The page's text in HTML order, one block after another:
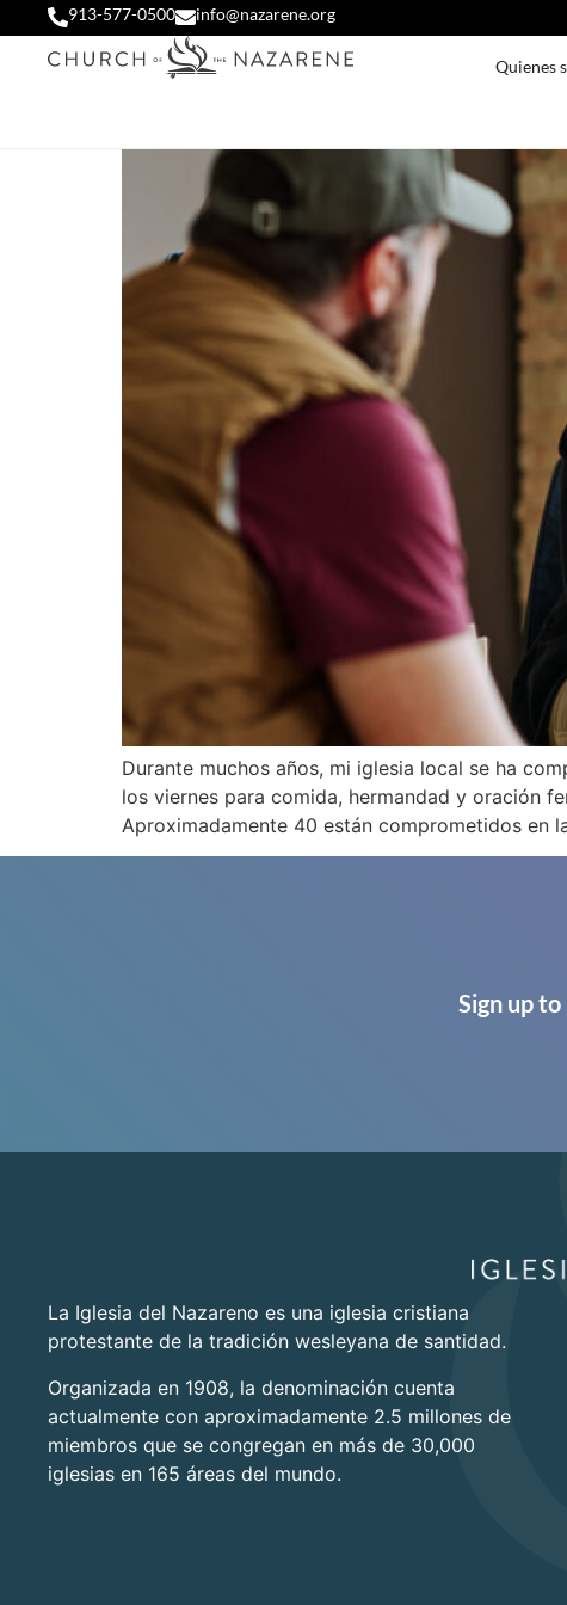
913-577-0500 info@nazarene.org
Quienes
Durante muchos años, mi iglesia local se ha
los viernes para comida, hermandad y oración
Aproximadamente 40 están comprometidos en
Sign up
La Iglesia del Nazareno es una iglesia cristiana
protestante de la tradición wesleyana de santidad.
Organizada en 1908, la denominación cuenta
actualmente con aproximadamente 2.5 millones de
miembros que se congregan en más de 30,000
iglesias en 165 áreas del mundo.